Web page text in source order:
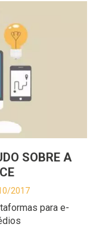
SOBRE A
2017
para e-